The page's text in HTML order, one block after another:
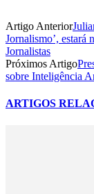
Artigo Anterior
Jornalismo’, estará
Jornalistas
Próximos Artigo
sobre Inteligência
ARTIGOS